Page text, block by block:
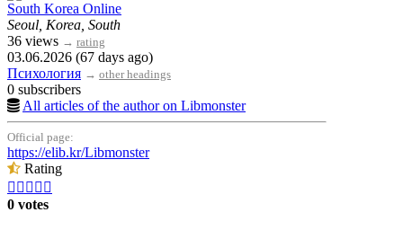
South Korea Online
Seoul, Korea, South
36 views → rating
03.06.2026 (67 days ago)
Психология → other headings
0 subscribers
All articles of the author on Libmonster
Official page:
https://elib.kr/Libmonster
Rating
    
0 votes